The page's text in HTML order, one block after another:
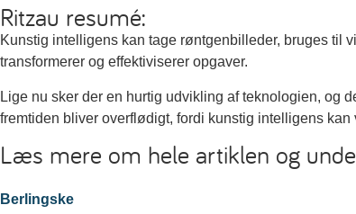
Ritzau resumé:
Kunstig intelligens kan tage røntgenbilleder, bruges til
transformerer og effektiviserer opgaver.
Lige nu sker der en hurtig udvikling af teknologien, og
fremtiden bliver overflødigt, fordi kunstig intelligens kan
Læs mere om hele artiklen og
Berlingske